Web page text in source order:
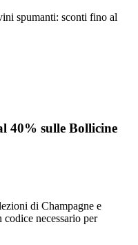
spumanti: sconti fino al
40% sulle Bollicine
di Champagne e
necessario per